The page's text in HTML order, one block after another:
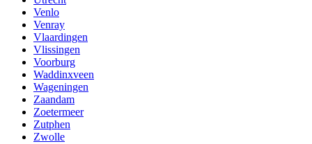
Venlo
Venray
Vlaardingen
Vlissingen
Voorburg
Waddinxveen
Wageningen
Zaandam
Zoetermeer
Zutphen
Zwolle